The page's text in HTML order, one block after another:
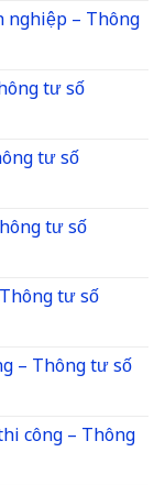
nghiệp – Thông
tư số
tư số
tư số
tư số
– Thông tư số
công – Thông